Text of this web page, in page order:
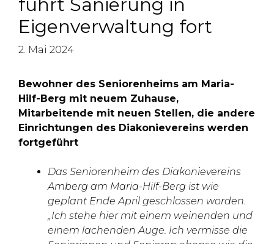
Eigenverwaltung fort
2. Mai 2024
Bewohner des Seniorenheims am Maria-
Hilf-Berg mit neuem Zuhause,
Mitarbeitende mit neuen Stellen, die andere
Einrichtungen des Diakonievereins werden
fortgeführt
Das Seniorenheim des Diakonievereins
Amberg am Maria-Hilf-Berg ist wie
geplant Ende April geschlossen worden.
„Ich stehe hier mit einem weinenden und
einem lachenden Auge. Ich vermisse die